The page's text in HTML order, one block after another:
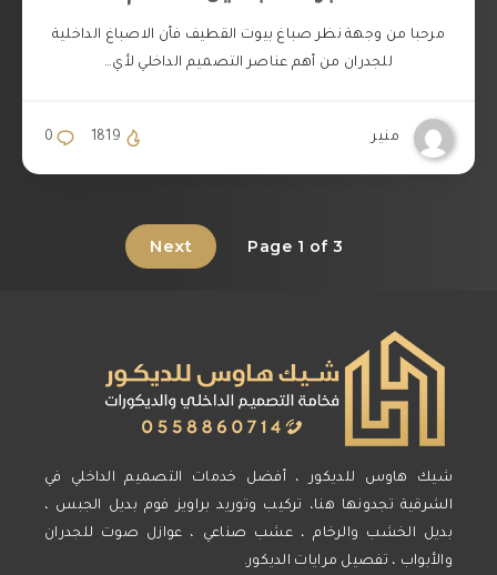
مرحبا من وجهة نظر صباغ بيوت القطيف فأن الاصباغ الداخلية
للجدران من أهم عناصر التصميم الداخلي لأي…
منير 0 1819
Page 1 of 3
Next
شيك هاوس للديكور ، أفضل خدمات التصميم الداخلي في
الشرقية تجدونها هنا، تركيب وتوريد براويز فوم بديل الجبس ،
بديل الخشب والرخام ، عشب صناعي ، عوازل صوت للجدران
والأبواب ، تفصيل مرايات الديكور.